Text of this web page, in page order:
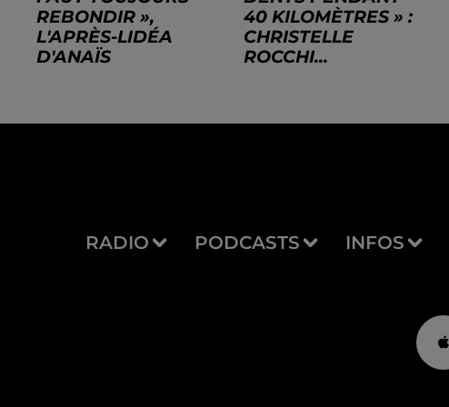
REBONDIR »,
L'APRÈS-LIDÉA
D'ANAÏS
40 KILOMÈTRES » :
CHRISTELLE
ROCCHI...
RADIO PODCASTS INFOS